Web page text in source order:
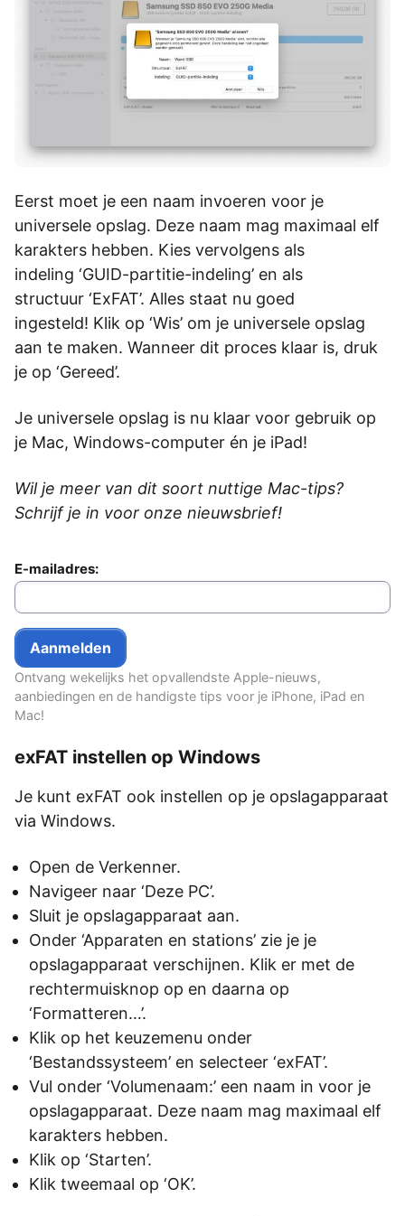
Eerst moet je een naam invoeren voor je
universele opslag. Deze naam mag maximaal elf
karakters hebben. Kies vervolgens als
indeling ‘GUID-partitie-indeling’ en als
structuur ‘ExFAT’. Alles staat nu goed
ingesteld! Klik op ‘Wis’ om je universele opslag
aan te maken. Wanneer dit proces klaar is, druk
je op ‘Gereed’.
Je universele opslag is nu klaar voor gebruik op
je Mac, Windows-computer én je iPad!
Wil je meer van dit soort nuttige Mac-tips?
Schrijf je in voor onze nieuwsbrief!
E-mailadres:
Ontvang wekelijks het opvallendste Apple-nieuws,
aanbiedingen en de handigste tips voor je iPhone, iPad en
Mac!
exFAT instellen op Windows
Je kunt exFAT ook instellen op je opslagapparaat
via Windows.
Open de Verkenner.
Navigeer naar ‘Deze PC’.
Sluit je opslagapparaat aan.
Onder ‘Apparaten en stations’ zie je je
opslagapparaat verschijnen. Klik er met de
rechtermuisknop op en daarna op
‘Formatteren…’.
Klik op het keuzemenu onder
‘Bestandssysteem’ en selecteer ‘exFAT’.
Vul onder ‘Volumenaam:’ een naam in voor je
opslagapparaat. Deze naam mag maximaal elf
karakters hebben.
Klik op ‘Starten’.
Klik tweemaal op ‘OK’.